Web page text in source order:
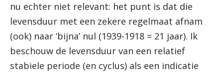
nu echter niet relevant: het punt is dat die
levensduur met een zekere regelmaat afnam
(ook) naar ‘bijna’ nul (1939-1918 = 21 jaar). Ik
beschouw de levensduur van een relatief
stabiele periode (en cyclus) als een indicatie